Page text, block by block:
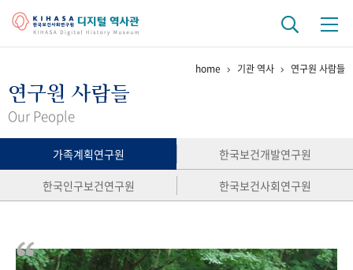
걸어온 길 기관 변천사
연구 역사
정책과 연구 키워드로 보는 연구 역사
연구자들
간행물 변천사
기록물 아카이브
home 기관 역사 연구원 사람들
연구원 사람들
Our People
가족계획연구원
한국보건개발연구원
한국인구보건연구원
한국보건사회연구원